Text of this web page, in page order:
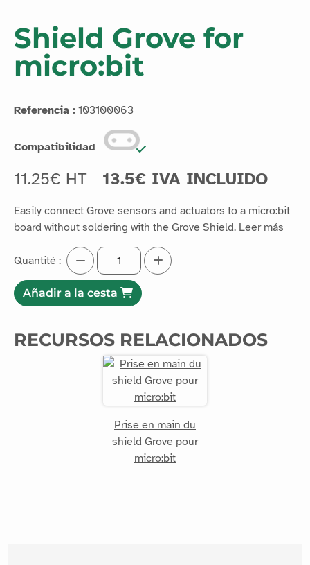
Shield Grove for
micro:bit
Referencia : 103100063
Compatibilidad
11.25€ HT 13.5€ IVA INCLUIDO
Easily connect Grove sensors and actuators to a micro:bit
board without soldering with the Grove Shield. Leer más
Quantité :
Añadir a la cesta
RECURSOS RELACIONADOS
Prise en main du
shield Grove pour
micro:bit